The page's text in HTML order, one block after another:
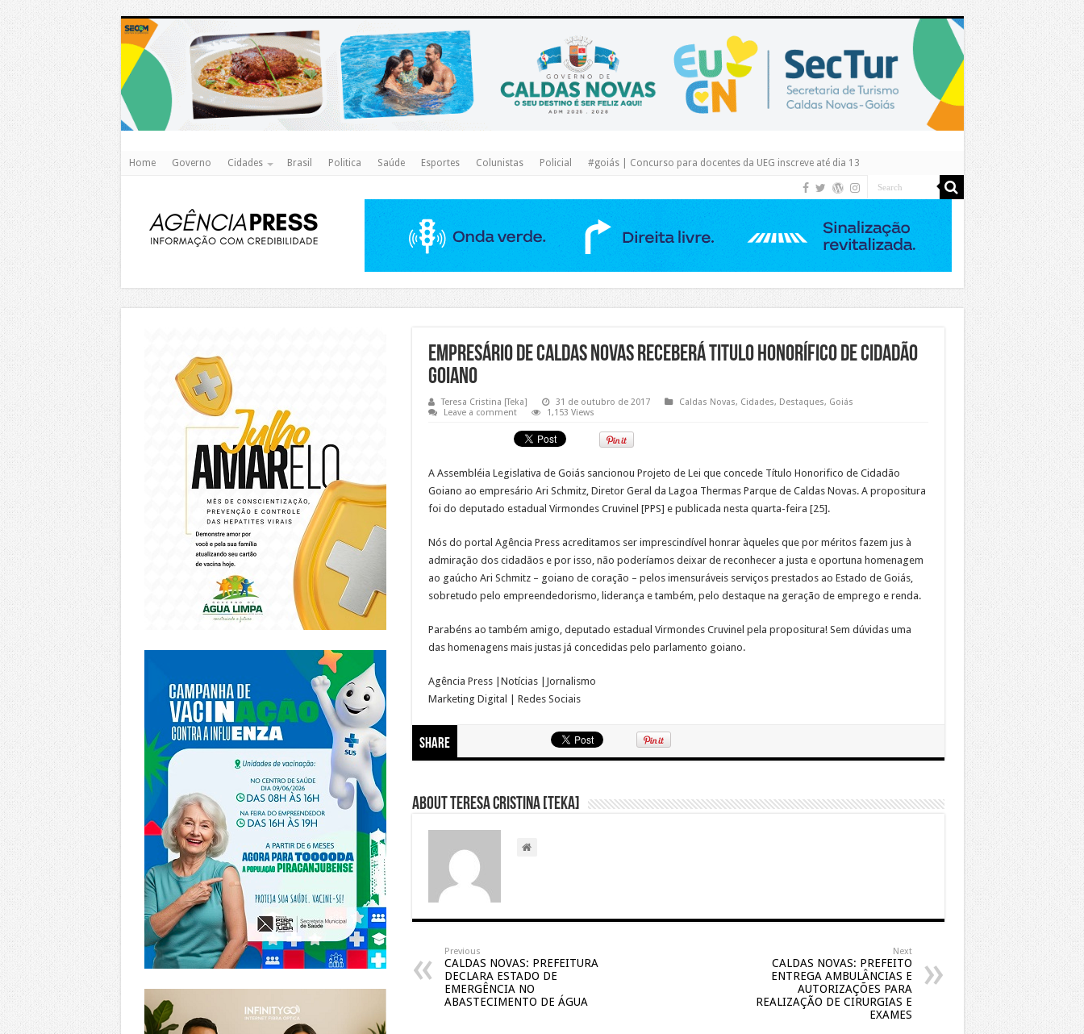
https://www.caldasnovas.go.gov.br/
Home Governo Cidades Brasil Politica Saúde Esportes Colunistas Policial #goiás | Concurso para docentes da UEG inscreve até dia 13
EMPRESÁRIO DE CALDAS NOVAS RECEBERÁ TITULO HONORÍFICO DE CIDADÃO
GOIANO
Teresa Cristina [Teka] 31 de outubro de 2017 Caldas Novas, Cidades, Destaques, Goiás
Leave a comment
1,153 Views
A Assembléia Legislativa de Goiás sancionou Projeto de Lei que concede Título Honorifico de Cidadão
Goiano ao empresário Ari Schmitz, Diretor Geral da Lagoa Thermas Parque de Caldas Novas. A propositura
foi do deputado estadual Virmondes Cruvinel [PPS] e publicada nesta quarta-feira [25].
Nós do portal Agência Press acreditamos ser imprescindível honrar àqueles que por méritos fazem jus à
admiração dos cidadãos e por isso, não poderíamos deixar de reconhecer a justa e oportuna homenagem
ao gaúcho Ari Schmitz – goiano de coração – pelos imensuráveis serviços prestados ao Estado de Goiás,
sobretudo pelo empreendedorismo, liderança e também, pelo destaque na geração de emprego e renda.
Parabéns ao também amigo, deputado estadual Virmondes Cruvinel pela propositura! Sem dúvidas uma
das homenagens mais justas já concedidas pelo parlamento goiano.
Agência Press |Notícias |Jornalismo
Marketing Digital | Redes Sociais
Share
About Teresa Cristina [Teka]
Previous
CALDAS NOVAS: PREFEITURA
DECLARA ESTADO DE
EMERGÊNCIA NO
ABASTECIMENTO DE ÁGUA
Next
CALDAS NOVAS: PREFEITO
ENTREGA AMBULÂNCIAS E
AUTORIZAÇÕES PARA
REALIZAÇÃO DE CIRURGIAS E
EXAMES
https://piracanjuba.go.gov.br/
https://www.infinitygo.com.br/